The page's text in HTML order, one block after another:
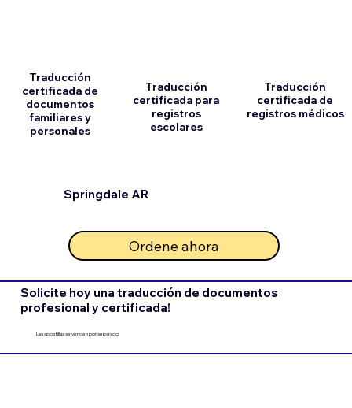
Springdale AR
Traducción
certificada de
documentos
familiares y
personales
Traducción
certificada para
registros
escolares
Ordene ahora
Traducción
certificada de
registros médicos
Solicite hoy una traducción de documentos
profesional y certificada!
Las apostillas se venden por separado